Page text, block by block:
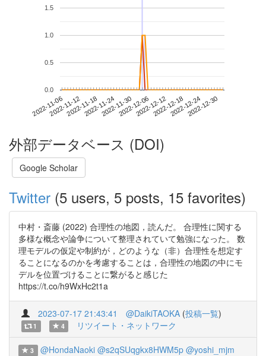
2022-11-062022-11-122022-11-182022-11-242022-11-302022-12-062022-12-122022-12-182022-12-242022-12-30
0.0
0.5
1.0
1.5
外部データベース (DOI)
Google Scholar
Twitter (5 users, 5 posts, 15 favorites)
中村・斎藤 (2022) 合理性の地図，読んだ。 合理性に関する
多様な概念や論争について整理されていて勉強になった。 数
理モデルの仮定や制約が，どのような（非）合理性を想定す
ることになるのかを考慮することは，合理性の地図の中にモ
デルを位置づけることに繋がると感じた
https://t.co/h9WxHc2t1a
2023-07-17 21:43:41 @DaikiTAOKA (投稿一覧)
1 4 リツイート・ネットワーク
3 @HondaNaoki @s2qSUqgkx8HWM5p @yoshi_mjm